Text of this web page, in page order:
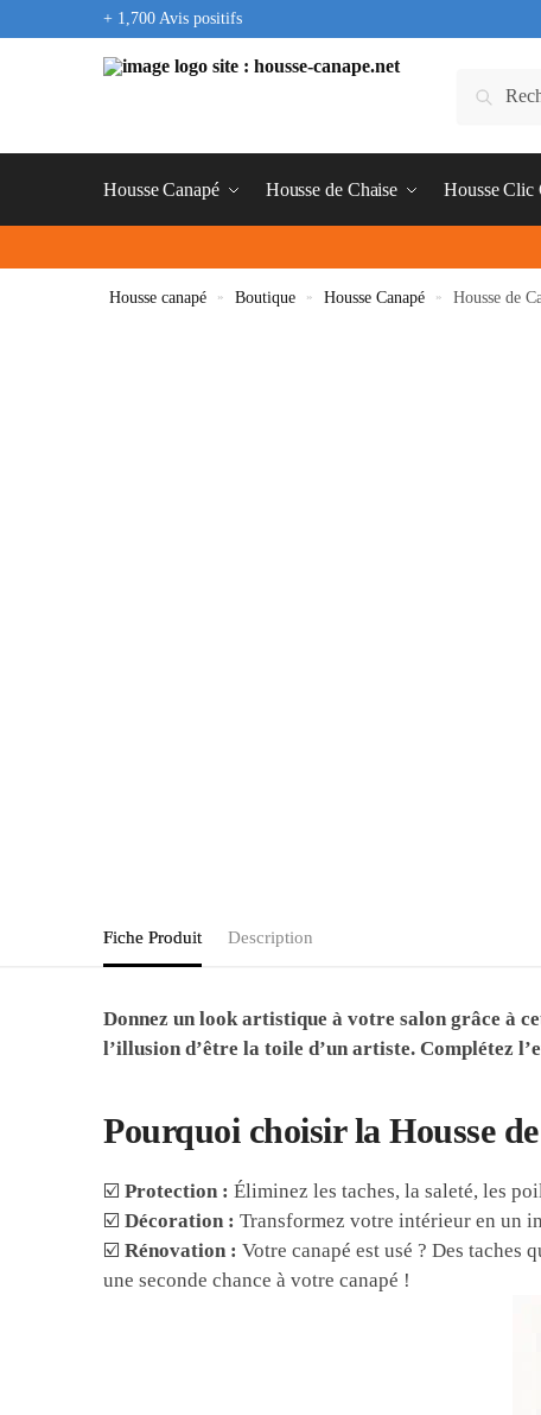
+ 1,700 Avis positifs
Housse Canapé Housse de Chaise Housse Clic
Housse canapé » Boutique » Housse Canapé » Housse de
Fiche Produit Description
Donnez un look artistique à votre salon grâce à
l’illusion d’être la toile d’un artiste. Complétez
Pourquoi choisir la Housse
☑️Protection : Éliminez les taches, la saleté, les
☑️Décoration : Transformez votre intérieur en un
☑️Rénovation : Votre canapé est usé ? Des taches
une seconde chance à votre canapé !